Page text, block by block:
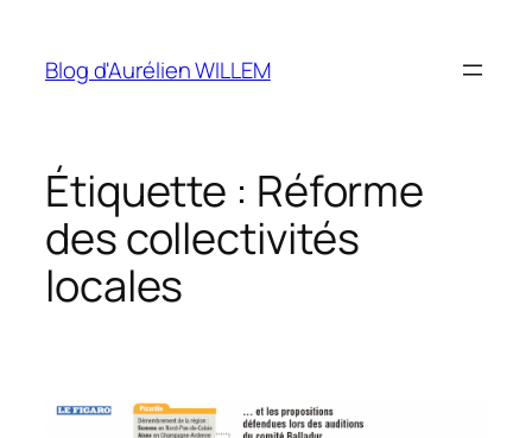
contenu
Blog d'Aurélien WILLEM
Étiquette : Réforme
des collectivités
locales